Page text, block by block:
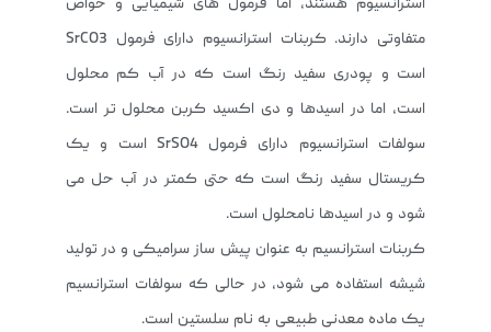
متفاوتی دارند. کربنات استرانسیوم دارای فرمول SrCO3
است و پودری سفید رنگ است که در آب کم محلول
است، اما در اسیدها و دی اکسید کربن محلول تر است.
سولفات استرانسیوم دارای فرمول SrSO4 است و یک
کریستال سفید رنگ است که حتی کمتر در آب حل می
شود و در اسیدها نامحلول است.
کربنات استرانسیم به عنوان پیش ساز سرامیکی و در تولید
شیشه استفاده می شود، در حالی که سولفات استرانسیم
یک ماده معدنی طبیعی به نام سلستین است.